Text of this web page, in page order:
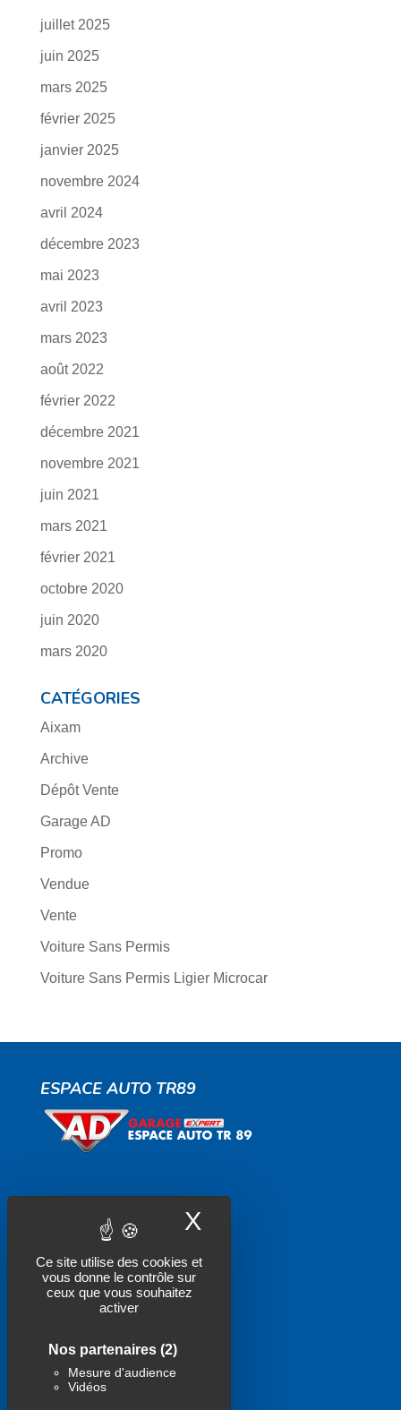
Ce site utilise des cookies et
vous donne le contrôle sur
ceux que vous souhaitez
activer
Nos partenaires (2)
Mesure d'audience
Vidéos
X
juillet 2025
juin 2025
mars 2025
février 2025
janvier 2025
novembre 2024
avril 2024
décembre 2023
mai 2023
avril 2023
mars 2023
août 2022
février 2022
décembre 2021
novembre 2021
juin 2021
mars 2021
février 2021
octobre 2020
juin 2020
mars 2020
CATÉGORIES
Aixam
Archive
Dépôt Vente
Garage AD
Promo
Vendue
Vente
Voiture Sans Permis
Voiture Sans Permis Ligier Microcar
ESPACE AUTO TR89
Actualités
Politique de confidentialité
Mentions légales
SUIVEZ-NOUS !